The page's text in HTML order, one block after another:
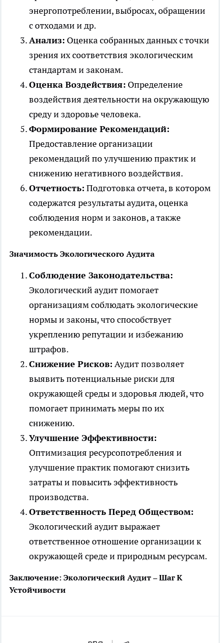
энергопотреблении, выбросах, обращении
с отходами и др.
Анализ: Оценка собранных данных с точки
зрения их соответствия экологическим
стандартам и законам.
Оценка Воздействия: Определение
воздействия деятельности на окружающую
среду и здоровье человека.
Формирование Рекомендаций:
Предоставление организации
рекомендаций по улучшению практик и
снижению негативного воздействия.
Отчетность: Подготовка отчета, в котором
содержатся результаты аудита, оценка
соблюдения норм и законов, а также
рекомендации.
Значимость Экологического Аудита
Соблюдение Законодательства:
Экологический аудит помогает
организациям соблюдать экологические
нормы и законы, что способствует
укреплению репутации и избежанию
штрафов.
Снижение Рисков: Аудит позволяет
выявить потенциальные риски для
окружающей среды и здоровья людей, что
помогает принимать меры по их
снижению.
Улучшение Эффективности:
Оптимизация ресурсопотребления и
улучшение практик помогают снизить
затраты и повысить эффективность
производства.
Ответственность Перед Обществом:
Экологический аудит выражает
ответственное отношение организации к
окружающей среде и природным ресурсам.
Заключение: Экологический Аудит – Шаг К
Устойчивости